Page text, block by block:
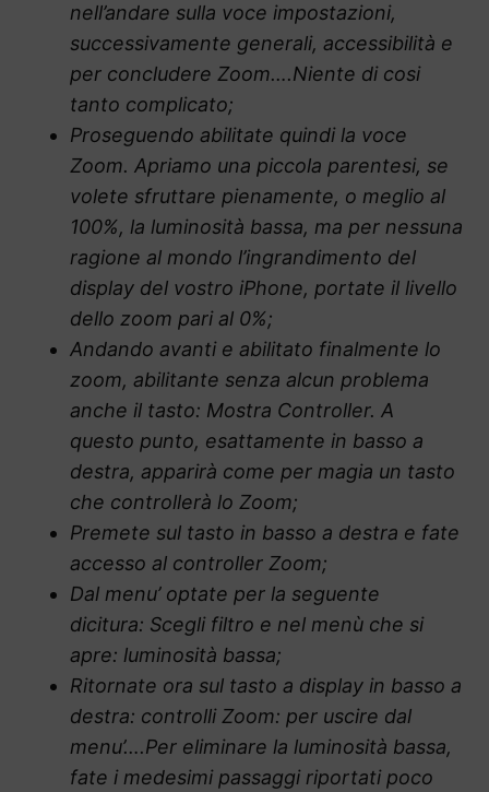
nell’andare sulla voce impostazioni,
successivamente generali, accessibilità e
per concludere Zoom….Niente di cosi
tanto complicato;
Proseguendo abilitate quindi la voce
Zoom. Apriamo una piccola parentesi, se
volete sfruttare pienamente, o meglio al
100%, la luminosità bassa, ma per nessuna
ragione al mondo l’ingrandimento del
display del vostro iPhone, portate il livello
dello zoom pari al 0%;
Andando avanti e abilitato finalmente lo
zoom, abilitante senza alcun problema
anche il tasto: Mostra Controller. A
questo punto, esattamente in basso a
destra, apparirà come per magia un tasto
che controllerà lo Zoom;
Premete sul tasto in basso a destra e fate
accesso al controller Zoom;
Dal menu’ optate per la seguente
dicitura: Scegli filtro e nel menù che si
apre: luminosità bassa;
Ritornate ora sul tasto a display in basso a
destra: controlli Zoom: per uscire dal
menu’….Per eliminare la luminosità bassa,
fate i medesimi passaggi riportati poco